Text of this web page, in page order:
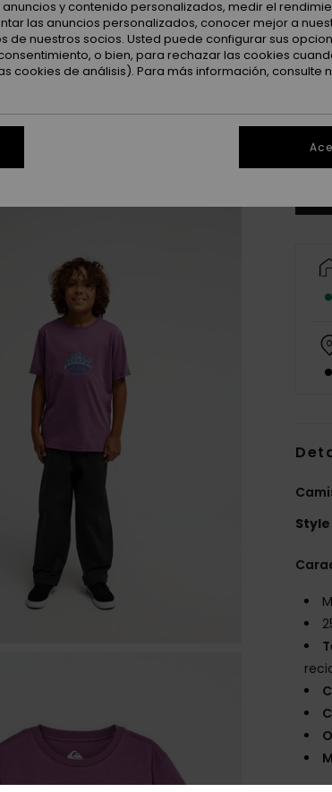
Style
y contenido personalizados, medir el
las anuncios personalizados, conocer mejor a
de nuestros socios. Usted puede configurar sus
o bien, para rechazar las cookies
cookies de análisis). Para más información, consulte